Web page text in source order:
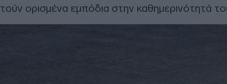
ορισμένα εμπόδια στην καθημερινότητά